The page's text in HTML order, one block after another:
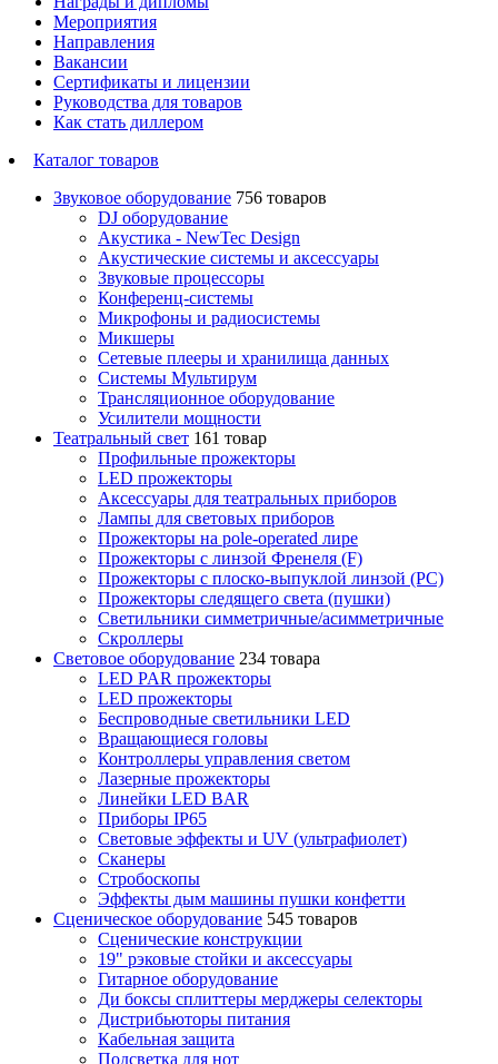
Мероприятия
Направления
Вакансии
Сертификаты и лицензии
Руководства для товаров
Как стать диллером
Каталог товаров
Звуковое оборудование 756 товаров
DJ оборудование
Акустика - NewTec Design
Акустические системы и аксессуары
Звуковые процессоры
Конференц-системы
Микрофоны и радиосистемы
Микшеры
Сетевые плееры и хранилища данных
Системы Мультирум
Трансляционное оборудование
Усилители мощности
Театральный свет 161 товар
Профильные прожекторы
LED прожекторы
Аксессуары для театральных приборов
Лампы для световых приборов
Прожекторы на pole-operated лире
Прожекторы с линзой Френеля (F)
Прожекторы с плоско-выпуклой линзой (PC)
Прожекторы следящего света (пушки)
Светильники симметричные/асимметричные
Скроллеры
Световое оборудование 234 товара
LED PAR прожекторы
LED прожекторы
Беспроводные светильники LED
Вращающиеся головы
Контроллеры управления светом
Лазерные прожекторы
Линейки LED BAR
Приборы IP65
Световые эффекты и UV (ультрафиолет)
Сканеры
Стробоскопы
Эффекты дым машины пушки конфетти
Сценическое оборудование 545 товаров
Сценические конструкции
19" рэковые стойки и аксесcуары
Гитарное оборудование
Ди боксы сплиттеры мерджеры селекторы
Дистрибьюторы питания
Кабельная защита
Подсветка для нот